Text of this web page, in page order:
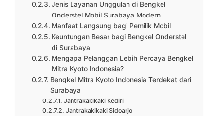
Jenis Layanan Unggulan di Bengkel
Onderstel Mobil Surabaya Modern
Manfaat Langsung bagi Pemilik Mobil
Keuntungan Besar bagi Bengkel Onderstel
di Surabaya
Mengapa Pelanggan Lebih Percaya Bengkel
Mitra Kyoto Indonesia?
Bengkel Mitra Kyoto Indonesia Terdekat dari
Surabaya
Jantrakakikaki Kediri
Jantrakakikaki Sidoarjo